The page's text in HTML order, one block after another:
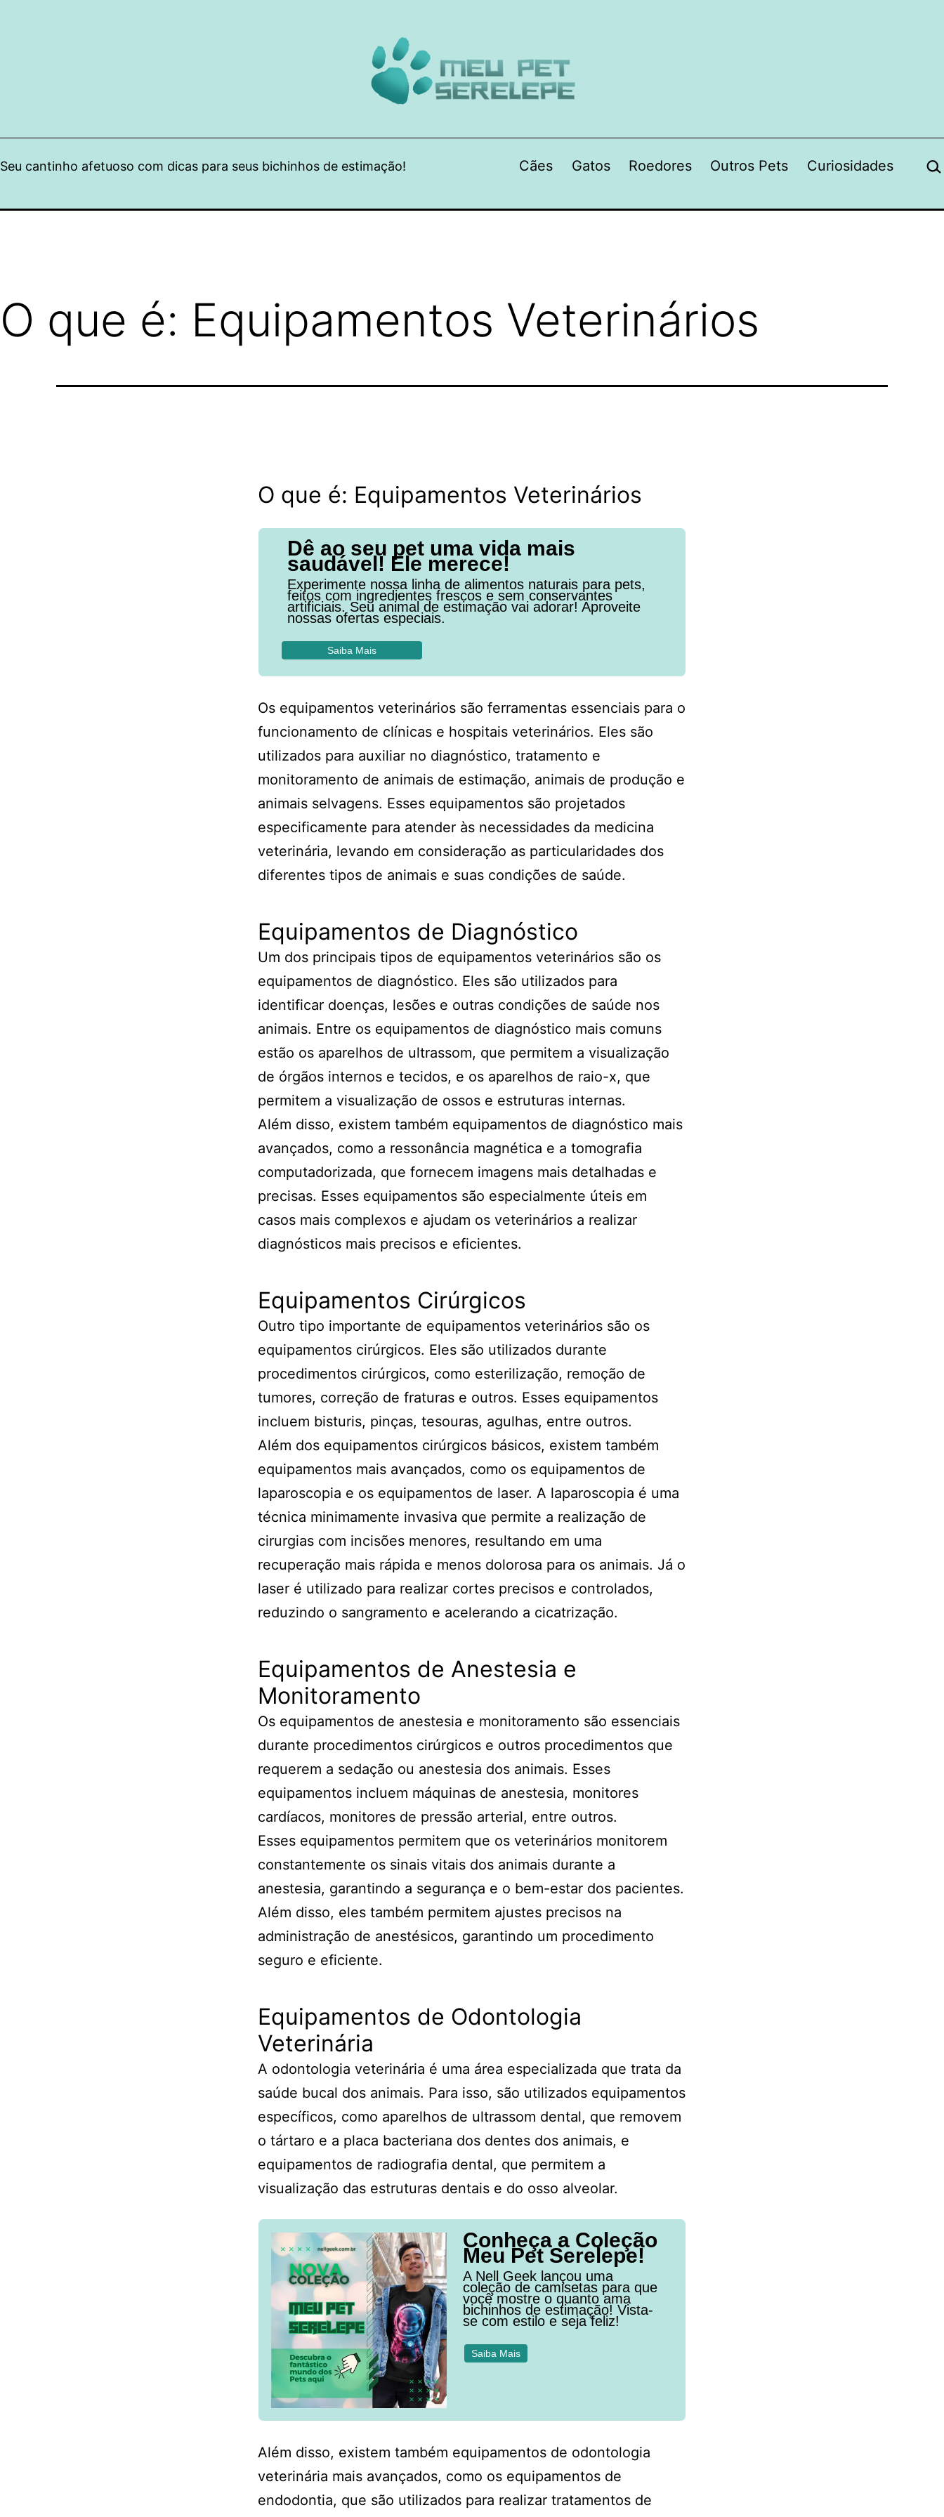
Seu cantinho afetuoso com dicas para seus bichinhos de estimação! Cães Gatos Roedores Outros Pets Curiosidades
O que é: Equipamentos Veterinários
O que é: Equipamentos Veterinários
Dê ao seu pet uma vida mais
saudável! Ele merece!
Experimente nossa linha de alimentos naturais para pets,
feitos com ingredientes frescos e sem conservantes
artificiais. Seu animal de estimação vai adorar! Aproveite
nossas ofertas especiais.
Saiba Mais
Os equipamentos veterinários são ferramentas essenciais para o
funcionamento de clínicas e hospitais veterinários. Eles são
utilizados para auxiliar no diagnóstico, tratamento e
monitoramento de animais de estimação, animais de produção e
animais selvagens. Esses equipamentos são projetados
especificamente para atender às necessidades da medicina
veterinária, levando em consideração as particularidades dos
diferentes tipos de animais e suas condições de saúde.
Equipamentos de Diagnóstico
Um dos principais tipos de equipamentos veterinários são os
equipamentos de diagnóstico. Eles são utilizados para
identificar doenças, lesões e outras condições de saúde nos
animais. Entre os equipamentos de diagnóstico mais comuns
estão os aparelhos de ultrassom, que permitem a visualização
de órgãos internos e tecidos, e os aparelhos de raio-x, que
permitem a visualização de ossos e estruturas internas.
Além disso, existem também equipamentos de diagnóstico mais
avançados, como a ressonância magnética e a tomografia
computadorizada, que fornecem imagens mais detalhadas e
precisas. Esses equipamentos são especialmente úteis em
casos mais complexos e ajudam os veterinários a realizar
diagnósticos mais precisos e eficientes.
Equipamentos Cirúrgicos
Outro tipo importante de equipamentos veterinários são os
equipamentos cirúrgicos. Eles são utilizados durante
procedimentos cirúrgicos, como esterilização, remoção de
tumores, correção de fraturas e outros. Esses equipamentos
incluem bisturis, pinças, tesouras, agulhas, entre outros.
Além dos equipamentos cirúrgicos básicos, existem também
equipamentos mais avançados, como os equipamentos de
laparoscopia e os equipamentos de laser. A laparoscopia é uma
técnica minimamente invasiva que permite a realização de
cirurgias com incisões menores, resultando em uma
recuperação mais rápida e menos dolorosa para os animais. Já o
laser é utilizado para realizar cortes precisos e controlados,
reduzindo o sangramento e acelerando a cicatrização.
Equipamentos de Anestesia e
Monitoramento
Os equipamentos de anestesia e monitoramento são essenciais
durante procedimentos cirúrgicos e outros procedimentos que
requerem a sedação ou anestesia dos animais. Esses
equipamentos incluem máquinas de anestesia, monitores
cardíacos, monitores de pressão arterial, entre outros.
Esses equipamentos permitem que os veterinários monitorem
constantemente os sinais vitais dos animais durante a
anestesia, garantindo a segurança e o bem-estar dos pacientes.
Além disso, eles também permitem ajustes precisos na
administração de anestésicos, garantindo um procedimento
seguro e eficiente.
Equipamentos de Odontologia
Veterinária
A odontologia veterinária é uma área especializada que trata da
saúde bucal dos animais. Para isso, são utilizados equipamentos
específicos, como aparelhos de ultrassom dental, que removem
o tártaro e a placa bacteriana dos dentes dos animais, e
equipamentos de radiografia dental, que permitem a
visualização das estruturas dentais e do osso alveolar.
Conheça a Coleção
Meu Pet Serelepe!
A Nell Geek lançou uma
coleção de camisetas para que
você mostre o quanto ama
bichinhos de estimação! Vista-
se com estilo e seja feliz!
Saiba Mais
Além disso, existem também equipamentos de odontologia
veterinária mais avançados, como os equipamentos de
endodontia, que são utilizados para realizar tratamentos de